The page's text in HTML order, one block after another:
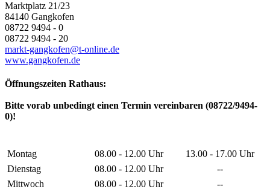
Marktplatz 21/23
84140 Gangkofen
08722 9494 - 0
08722 9494 - 20
markt-gangkofen@t-online.de
www.gangkofen.de
Öffnungszeiten Rathaus:
Bitte vorab unbedingt einen Termin vereinbaren (08722/9494-
0)!
Montag 08.00 - 12.00 Uhr
13.00 - 17.00 Uhr
Dienstag
08.00 - 12.00 Uhr
--
Mittwoch
08.00 - 12.00 Uhr --